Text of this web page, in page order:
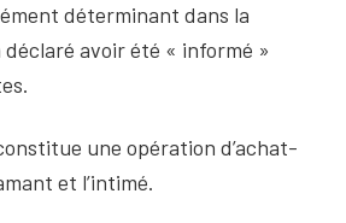
déterminant dans la
déclaré avoir été « informé »
une opération d’achat-
et l’intimé.